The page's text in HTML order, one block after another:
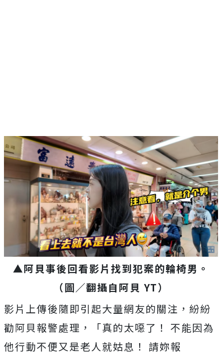
▲阿貝事後回看影片找到犯案的輪椅男。
（圖／翻攝自阿貝 YT）
影片上傳後隨即引起大量網友的關注，紛紛
勸阿貝報警處理，「真的太噁了！ 不能因為
他行動不便又是老人就姑息！ 請妳報